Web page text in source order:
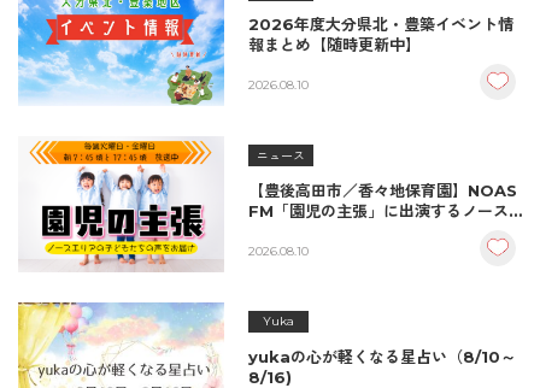
2026年度大分県北・豊築イベント情
報まとめ【随時更新中】
2026.08.10
ニュース
【豊後高田市／香々地保育園】NOAS
FM「園児の主張」に出演するノース
2026.08.10
Yuka
yukaの心が軽くなる星占い（8/10～
8/16)